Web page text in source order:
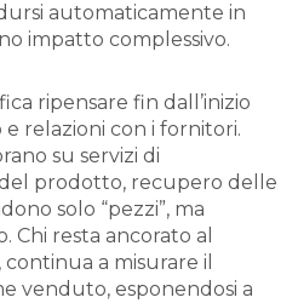
automaticamente in
impatto complessivo.
ripensare fin dall’inizio
relazioni con i fornitori.
su servizi di
prodotto, recupero delle
solo “pezzi”, ma
resta ancorato al
a misurare il
venduto, esponendosi a